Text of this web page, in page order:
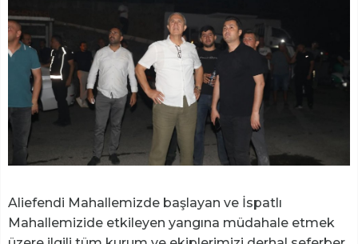
Aliefendi Mahallemizde başlayan ve İspatlı
Mahallemizide etkileyen yangına müdahale etmek